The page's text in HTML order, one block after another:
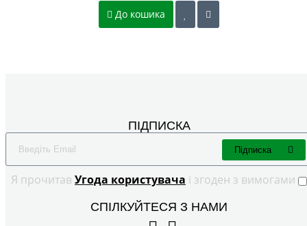
До кошика
ПІДПИСКА
Я прочитав Угода користувача і згоден з вимогами
Підписка
СПІЛКУЙТЕСЯ З НАМИ